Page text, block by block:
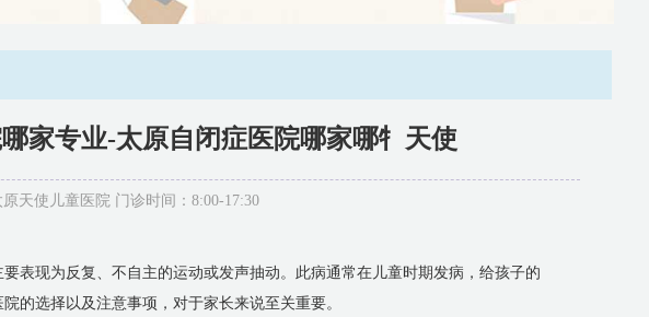
家专业-太原自闭症医院哪家哪牜天使
天使儿童医院 门诊时间：8:00-17:30
表现为反复、不自主的运动或发声抽动。此病通常在儿童时期发病，给孩子的
的选择以及注意事项，对于家长来说至关重要。